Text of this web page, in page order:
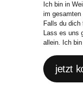
Ich bin in
im gesamten
Falls du
Lass es uns
allein. Ich
jetzt